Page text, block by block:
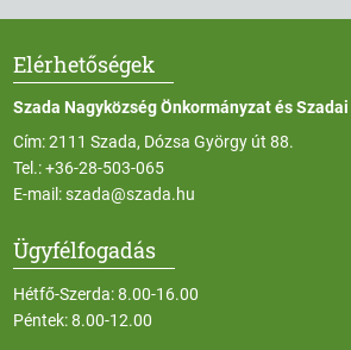
Elérhetőségek
Szada Nagyközség Önkormányzat és
Cím: 2111 Szada, Dózsa György út 88.
Tel.:+36-28-503-065
E-mail:szada@szada.hu
Ügyfélfogadás
Hétfő-Szerda: 8.00-16.00
Péntek: 8.00-12.00